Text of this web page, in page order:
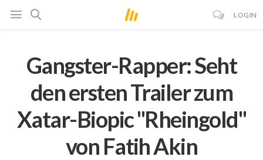
LOGIN
Gangster-Rapper: Seht
den ersten Trailer zum
Xatar-Biopic "Rheingold"
von Fatih Akin